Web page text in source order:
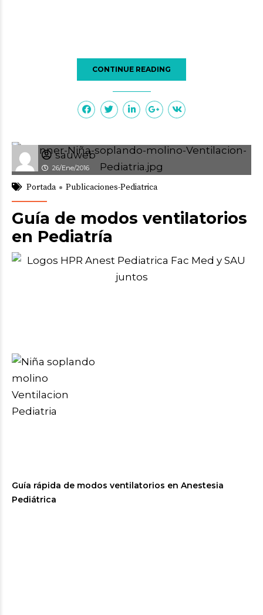
CONTINUE READING
sauweb
26/Ene/2016
Portada Publicaciones-Pediatrica
Guía de modos ventilatorios
en Pediatría
Guía rápida de modos ventilatorios en Anestesia
Pediátrica